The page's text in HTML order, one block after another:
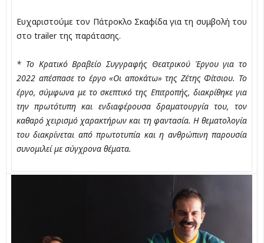
Ευχαριστούμε τον Πάτροκλο Σκαφίδα για τη συμβολή του
στο trailer της παράτασης.
* Το Κρατικό Βραβείο Συγγραφής Θεατρικού Έργου για το
2022 απέσπασε το έργο «Οι αποκάτω» της Ζέτης Φίτσιου. Το
έργο, σύμφωνα με το σκεπτικό της Επιτροπής, διακρίθηκε για
την πρωτότυπη και ενδιαφέρουσα δραματουργία του, τον
καθαρό χειρισμό χαρακτήρων και τη φαντασία. Η θεματολογία
του διακρίνεται από πρωτοτυπία και η ανθρώπινη παρουσία
συνομιλεί με σύγχρονα θέματα.